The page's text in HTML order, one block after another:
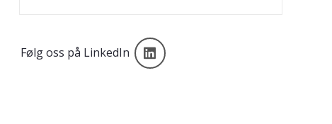
Følg oss på LinkedIn Linkedin ikon